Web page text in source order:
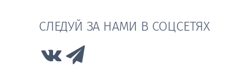
СЛЕДУЙ ЗА НАМИ В СОЦСЕТЯХ
Link to Vk